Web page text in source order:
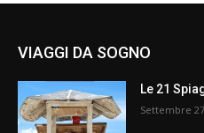
VIAGGI DA SOGNO
Le 21
Settembre